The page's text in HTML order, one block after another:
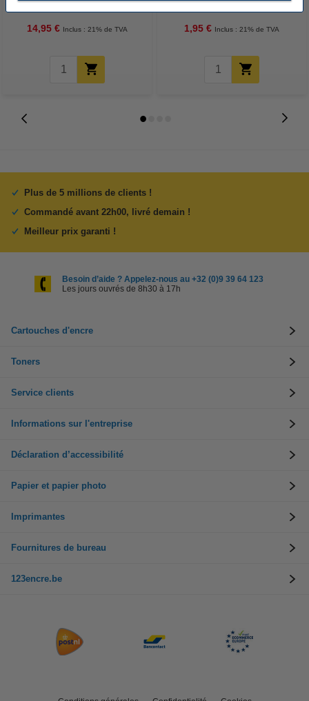
14,95 € Inclus : 21% de TVA 1,95 € Inclus : 21% de TVA
Plus de 5 millions de clients !
Commandé avant 22h00, livré demain !
Meilleur prix garanti !
Besoin d’aide ? Appelez-nous au +32 (0)9 39 64 123
Les jours ouvrés de 8h30 à 17h
Cartouches d'encre
Toners
Service clients
Informations sur l'entreprise
Déclaration d’accessibilité
Papier et papier photo
Imprimantes
Fournitures de bureau
123encre.be